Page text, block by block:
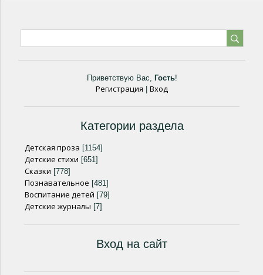
Приветствую Вас, Гость!
Регистрация Вход
Категории раздела
Детская проза [1154]
Детские стихи [651]
Сказки [778]
Познавательное [481]
Воспитание детей [79]
Детские журналы [7]
Вход на сайт